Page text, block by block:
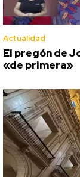
Actualidad
El pregón de
«de primera»